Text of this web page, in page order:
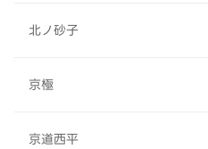
北ノ砂子
京極
京道西平